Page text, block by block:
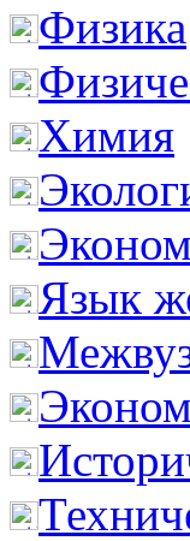
Физика
Химия
Язык